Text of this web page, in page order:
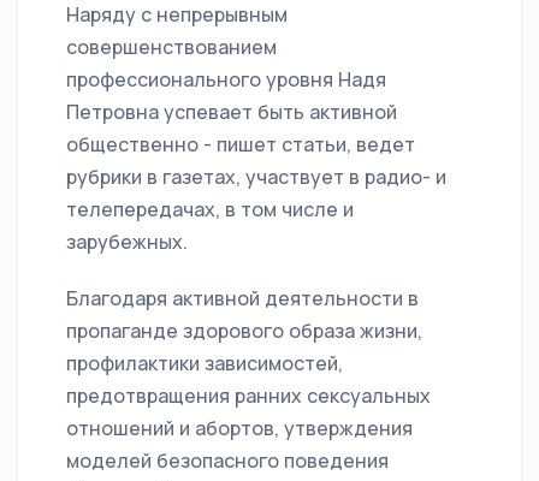
Наряду с непрерывным
совершенствованием
профессионального уровня Надя
Петровна успевает быть активной
общественно - пишет статьи, ведет
рубрики в газетах, участвует в радио- и
телепередачах, в том числе и
зарубежных.
Благодаря активной деятельности в
пропаганде здорового образа жизни,
профилактики зависимостей,
предотвращения ранних сексуальных
отношений и абортов, утверждения
моделей безопасного поведения